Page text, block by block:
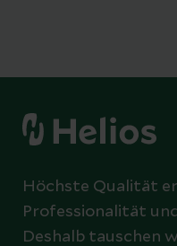
Höchste Qualität
Professionalität
Deshalb tauschen